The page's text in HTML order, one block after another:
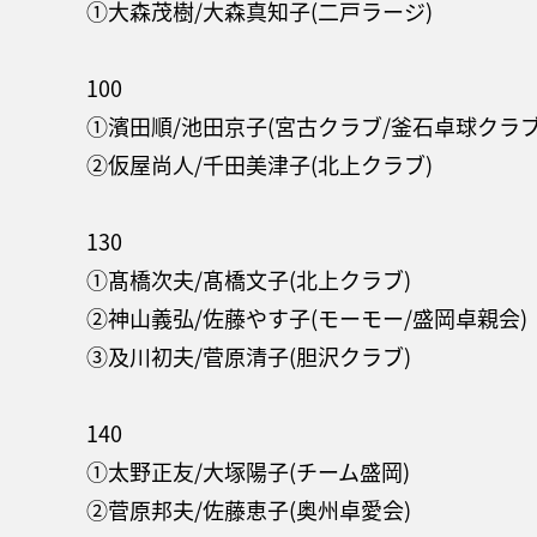
①大森茂樹/大森真知子(二戸ラージ)
100
①濱田順/池田京子(宮古クラブ/釜石卓球クラ
②仮屋尚人/千田美津子(北上クラブ)
130
①髙橋次夫/髙橋文子(北上クラブ)
②神山義弘/佐藤やす子(モーモー/盛岡卓親会)
③及川初夫/菅原清子(胆沢クラブ)
140
①太野正友/大塚陽子(チーム盛岡)
②菅原邦夫/佐藤恵子(奥州卓愛会)